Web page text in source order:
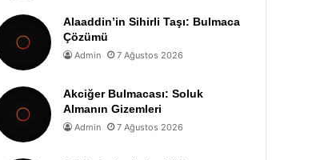
Alaaddin’in Sihirli Taşı: Bulmaca
Çözümü
Admin 7 Ağustos 2026
Akciğer Bulmacası: Soluk
Almanın Gizemleri
Admin 7 Ağustos 2026